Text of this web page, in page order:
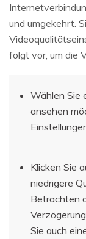
und umgekehrt.
folgt vor, um die
Wählen Sie
ansehen
Klicken Sie
niedrigere
Betrachten
Sie auch